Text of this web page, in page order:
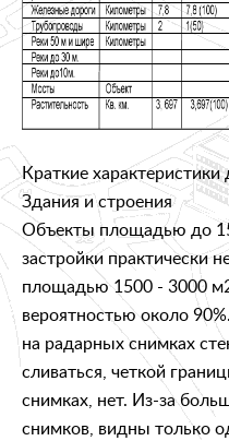
Краткие
Здания и строения
Объекты площадью до
застройки практически
площадью 1500 - 3000
вероятностью около
на радарных снимках
сливаться, четкой
снимках, нет. Из-за
снимков, видны только